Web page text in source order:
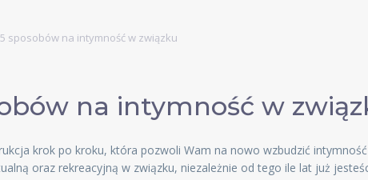
sposobów na intymność w związku
na intymność w
krok po kroku, która pozwoli Wam na nowo wzbudzić
oraz rekreacyjną w związku, niezależnie od tego ile lat już